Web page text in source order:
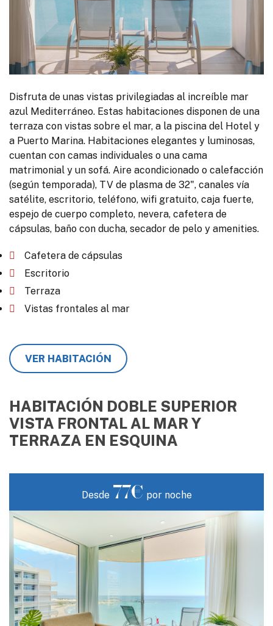
Disfruta de unas vistas privilegiadas al increíble mar
azul Mediterráneo. Estas habitaciones disponen de una
terraza con vistas sobre el mar, a la piscina del Hotel y
a Puerto Marina. Habitaciones elegantes y luminosas,
cuentan con camas individuales o una cama
matrimonial y un sofá. Aire acondicionado o calefacción
(según temporada), TV de plasma de 32", canales vía
satélite, escritorio, teléfono, wifi gratuito, caja fuerte,
espejo de cuerpo completo, nevera, cafetera de
cápsulas, baño con ducha, secador de pelo y amenities.
Cafetera de cápsulas
Escritorio
Terraza
Vistas frontales al mar
VER HABITACIÓN
HABITACIÓN DOBLE SUPERIOR
VISTA FRONTAL AL MAR Y
TERRAZA EN ESQUINA
Desde 77€ por noche